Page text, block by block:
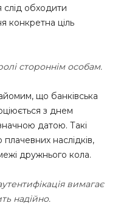
слід обходити
конкретна ціль
стороннім особам.
що банківська
з днем
датою. Такі
наслідків,
дружнього кола.
вимагає
надійно.